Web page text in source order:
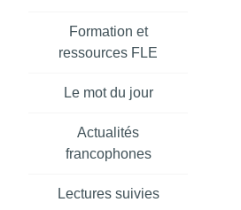
Formation et
ressources FLE
Le mot du jour
Actualités
francophones
Lectures suivies